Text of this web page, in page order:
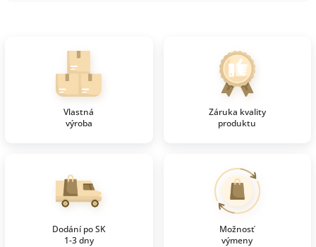
Vlastná
výroba
Záruka kvality
produktu
Dodání po SK
1-3 dny
Možnosť
výmeny